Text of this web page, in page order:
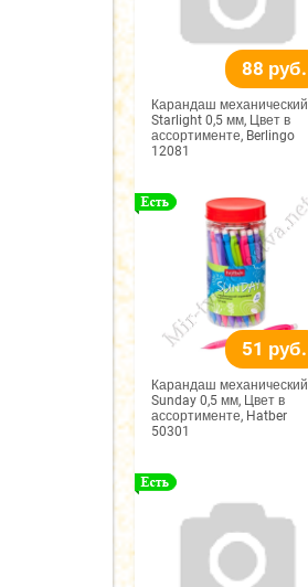
88 руб.
Карандаш механический
Starlight 0,5 мм, Цвет в
ассортименте, Berlingo
12081
51 руб.
Карандаш механический
Sunday 0,5 мм, Цвет в
ассортименте, Hatber
50301